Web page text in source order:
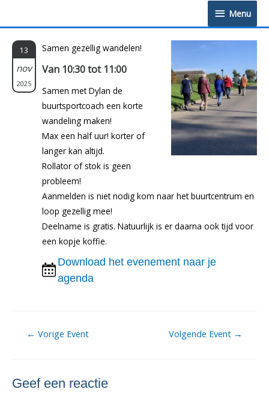
Menu
Menu
13
nov
2025
Samen gezellig wandelen!
Van 10:30 tot 11:00
Samen met Dylan de
buurtsportcoach een korte
wandeling maken!
Max een half uur! korter of
langer kan altijd.
Rollator of stok is geen
probleem!
Aanmelden is niet nodig kom naar het buurtcentrum en
loop gezellig mee!
Deelname is gratis. Natuurlijk is er daarna ook tijd voor
een kopje koffie.
Download het evenement naar je
agenda
Berichtnavigatie
← Vorige Event Volgende Event →
Geef een reactie